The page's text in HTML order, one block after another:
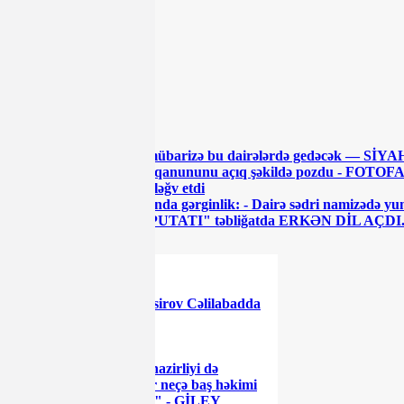
Ən qızğın mübarizə bu dairələrdə gedəcək —
Daha bir namizəd seçki qanununu açıq şəkildə pozdu -
MSK DSK-nın qərarını ləğv etdi
Zaqatalada DSK qarşısında gərginlik: - Dairə sədri namizədə
Parlamentin "LAL DEPUTATI" təbliğatda ERKƏN DİL
Elman Nəsirov Cəlilabadda
"Səhiyyə nazirliyi də
kampaniya xatirinə bir neçə baş həkimi
işdən çıxartdı, amma..." - GİLEY